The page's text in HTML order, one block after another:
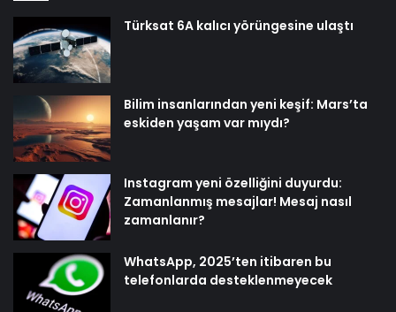
Türksat 6A kalıcı yörüngesine ulaştı
Bilim insanlarından yeni keşif: Mars’ta
eskiden yaşam var mıydı?
Instagram yeni özelliğini duyurdu:
Zamanlanmış mesajlar! Mesaj nasıl
zamanlanır?
WhatsApp, 2025’ten itibaren bu
telefonlarda desteklenmeyecek